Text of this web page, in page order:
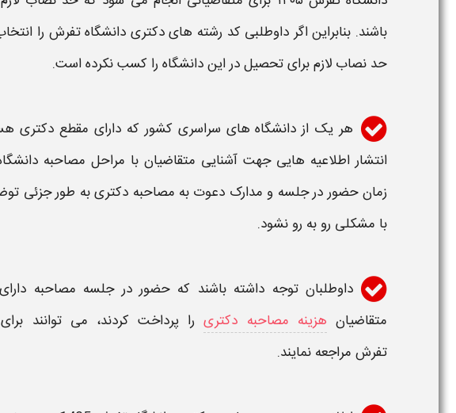
باشند. بنابراین اگر داوطلبی کد رشته هایدکتری دانشگاه تفرش را
حد نصاب لازم برای تحصیل در ایندانشگاه را کسب نکرده است.
هر یک از دانشگاه های سراسری کشور که دارای مقطع دکتری
انتشار اطلاعیه هایی جهت آشنایی متقاضیان با مراحل مصاحبه
زمانحضور در جلسه و مدارک دعوت به مصاحبه دکتریبه طور جزئی
با مشکلی رو به رو نشود.
داوطلبان توجه داشته باشند که حضور در جلسه مصاحبه
متقاضیان هزینه مصاحبه دکتریرا پرداخت کردند، می توانند
تفرش مراجعه نمایند.